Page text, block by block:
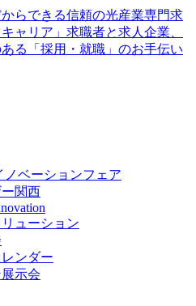
ベーションフェア
関西
ューション
ンダー
示会